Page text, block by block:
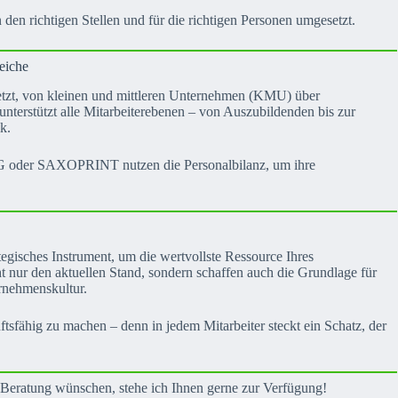
richtigen Stellen und für die richtigen Personen umgesetzt.
von kleinen und mittleren Unternehmen (KMU) über
alle Mitarbeiterebenen – von Auszubildenden bis zur
SAXOPRINT nutzen die Personalbilanz, um ihre
Instrument, um die wertvollste Ressource Ihres
nur den aktuellen Stand, sondern schaffen auch die Grundlage für
zu machen – denn in jedem Mitarbeiter steckt ein Schatz, der
wünschen, stehe ich Ihnen gerne zur Verfügung!